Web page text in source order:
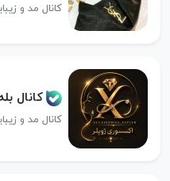
کانال مد و
کانال
کانال مد و